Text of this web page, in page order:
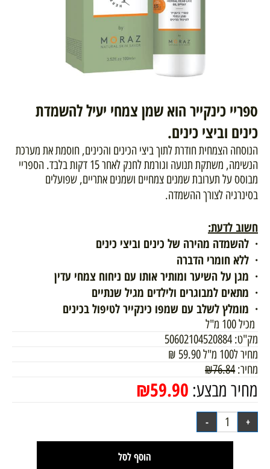
ספריי כינקייר הוא שמן צמחי יעיל להשמדת
כינים וביצי כינים.
הנוסחה הצמחית חודרת לתוך ביצי הכינים והכינים, חוסמת את מערכת
הנשימה, משתקת תנועה וגורמת לחנק לאחר 15 דקות בלבד. הספריי
מבוסס על תערובת שמנים צמחיים ושמנים אתריים, שפועלים
בסינרגיה לצורך ההשמדה.
חשוב לדעת:
· להשמדה מהירה של כינים וביצי כינים
· ללא חומרי הדברה
· מגן על השיער ומותיר אותו עם ניחוח צמחי עדין
· מתאים למבוגרים ולילדים מגיל שנתיים
· מומלץ לשלב עם שמפו כינקייר לטיפול בכינים
מכיל 100 מ"ל
מק"ט: 50602104520884
מחיר ל100 מ"ל
59.90
₪
מחיר:
₪76.84
מחיר מבצע: ₪59.90
הוסף לסל